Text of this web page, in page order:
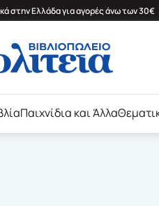
στην Ελλάδα για αγορές άνω των 30€
Παιχνίδια και Άλλα